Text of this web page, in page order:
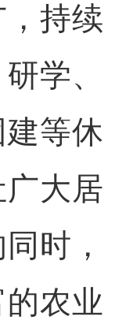
持续
学、
等休
大居
时，
农业